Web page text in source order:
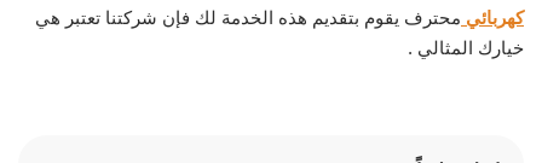
كهربائي محترف يقوم بتقديم هذه الخدمة لك فإن شركتنا تعتبر هي
خيارك المثالي .